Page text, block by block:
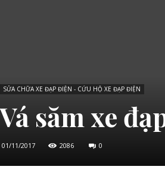
SỬA CHỮA XE ĐẠP ĐIỆN - CỨU HỘ XE ĐẠP ĐIỆN
Vá săm xe
01/11/2017 2086 0